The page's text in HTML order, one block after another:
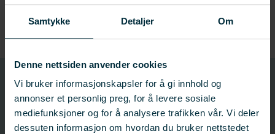
Samtykke Detaljer Om
Denne nettsiden anvender cookies
Vi bruker informasjonskapsler for å gi innhold og
annonser et personlig preg, for å levere sosiale
mediefunksjoner og for å analysere trafikken vår. Vi deler
dessuten informasjon om hvordan du bruker nettstedet
900158
Prosjektnummer